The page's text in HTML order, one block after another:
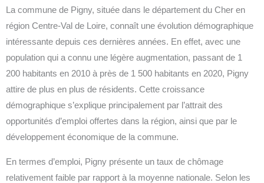
La commune de Pigny, située dans le département du Cher en
région Centre-Val de Loire, connaît une évolution démographique
intéressante depuis ces dernières années. En effet, avec une
population qui a connu une légère augmentation, passant de 1
200 habitants en 2010 à près de 1 500 habitants en 2020, Pigny
attire de plus en plus de résidents. Cette croissance
démographique s’explique principalement par l’attrait des
opportunités d’emploi offertes dans la région, ainsi que par le
développement économique de la commune.
En termes d’emploi, Pigny présente un taux de chômage
relativement faible par rapport à la moyenne nationale. Selon les